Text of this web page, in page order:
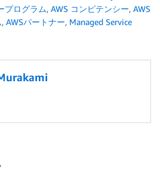
プログラム, AWS コンピテンシー, AWS
, AWSパートナー, Managed Service